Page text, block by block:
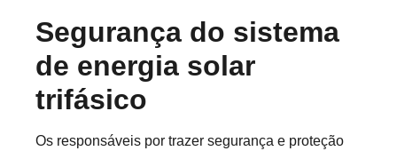
Segurança do sistema
de energia solar
trifásico
Os responsáveis por trazer segurança e proteção